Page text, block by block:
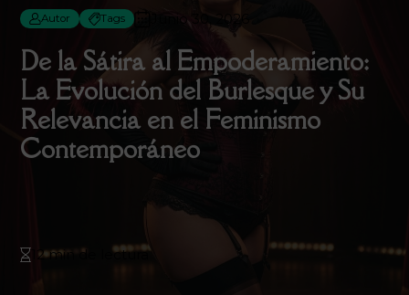
Autor Tags Junio 30, 2026
De la Sátira al Empoderamiento:
La Evolución del Burlesque y Su
Relevancia en el Feminismo
Contemporáneo
12 min de lectura